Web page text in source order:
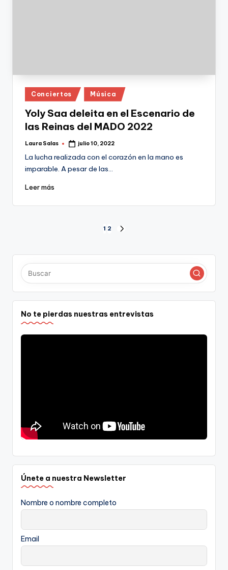
Publicado
en
Conciertos Música
Yoly Saa deleita en el Escenario de
las Reinas del MADO 2022
Publicado
Laura Salas julio 10, 2022
La lucha realizada con el corazón en la mano es
imparable. A pesar de las…
Leer más
de
entradas
1 2
No te pierdas nuestras entrevistas
Únete a nuestra Newsletter
Nombre o nombre completo
Email